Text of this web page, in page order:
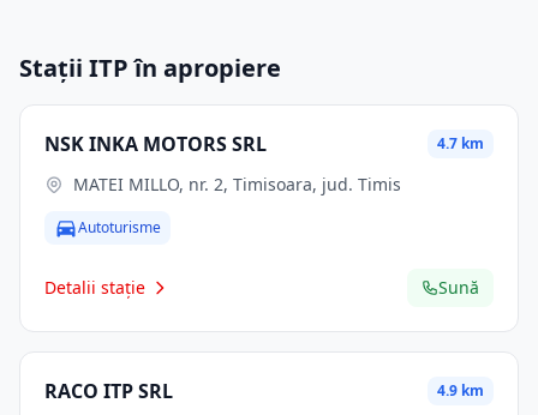
Stații ITP în apropiere
NSK INKA MOTORS SRL 4.7 km
MATEI MILLO, nr. 2, Timisoara, jud. Timis
Autoturisme
Detalii stație Sună
RACO ITP SRL 4.9 km